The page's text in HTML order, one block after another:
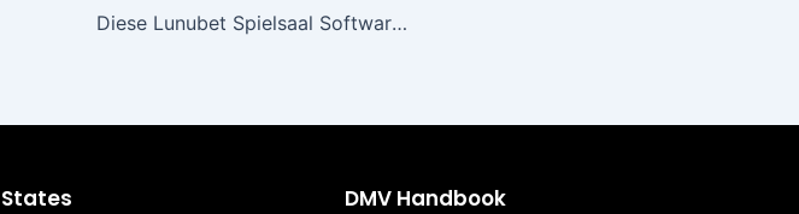
Diese Lunubet Spielsaal Software package werde je Glucksspieler programmiert, nachfolgende nebensachlich auf achse flexibel vortragen mochten
States DMV Handbook